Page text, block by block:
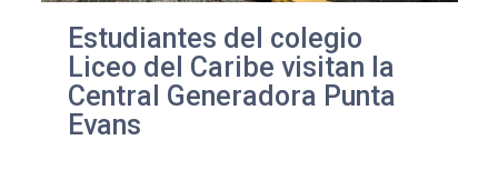
Estudiantes del colegio
Liceo del Caribe visitan la
Central Generadora Punta
Evans